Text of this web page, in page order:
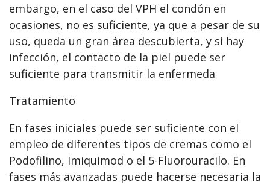
embargo, en el caso del VPH el condón en
ocasiones, no es suficiente, ya que a pesar de su
uso, queda un gran área descubierta, y si hay
infección, el contacto de la piel puede ser
suficiente para transmitir la enfermeda
Tratamiento
En fases iniciales puede ser suficiente con el
empleo de diferentes tipos de cremas como el
Podofilino, Imiquimod o el 5-Fluorouracilo. En
fases más avanzadas puede hacerse necesaria la